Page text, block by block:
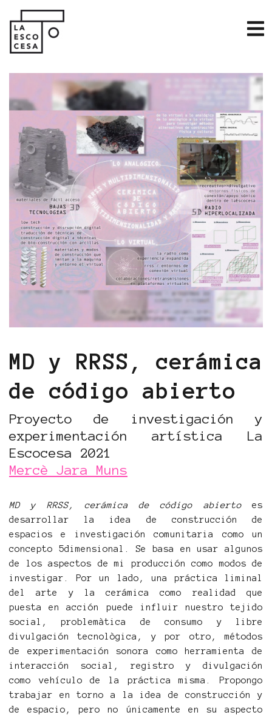
MD y RRSS, cerámica
de código abierto
Proyecto de investigación y
experimentación artística La
Escocesa 2021
Mercè Jara Muns
MD y RRSS, cerámica de código abiertoes
desarrollar la idea de construcción de
espacios e investigación comunitaria como un
concepto 5dimensional. Se basa en usar algunos
de los aspectos de mi producción como modos de
investigar. Por un lado, una práctica liminal
del arte y la cerámica como realidad que
puesta en acción puede influir nuestro tejido
social, problemàtica de consumo y libre
divulgación tecnològica, y por otro, métodos
de experimentación sonora como herramienta de
interacción social, registro y divulgación
como vehículo de la práctica misma. Propongo
trabajar en torno a la idea de construcción y
de espacio, pero no únicamente en su aspecto